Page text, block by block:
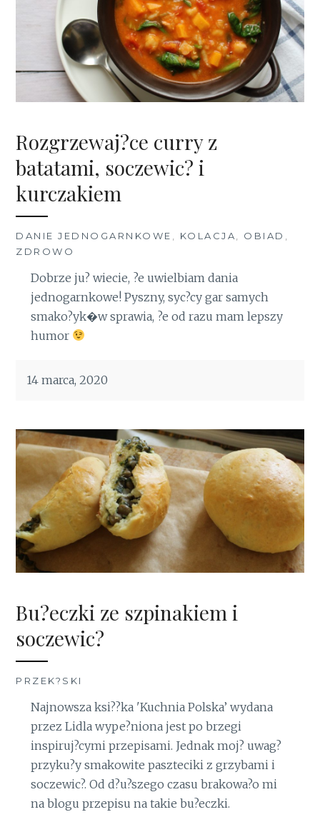
Rozgrzewaj?ce curry z
batatami, soczewic? i
kurczakiem
DANIE JEDNOGARNKOWE KOLACJA OBIAD
ZDROWO
Dobrze ju? wiecie, ?e uwielbiam dania
jednogarnkowe! Pyszny, syc?cy gar samych
smako?yk�w sprawia, ?e od razu mam lepszy
humor
14 marca, 2020
Bu?eczki ze szpinakiem i
soczewic?
PRZEK?SKI
Najnowsza ksi??ka 'Kuchnia Polska’ wydana
przez Lidla wype?niona jest po brzegi
inspiruj?cymi przepisami. Jednak moj? uwag?
przyku?y smakowite paszteciki z grzybami i
soczewic?. Od d?u?szego czasu brakowa?o mi
na blogu przepisu na takie bu?eczki.